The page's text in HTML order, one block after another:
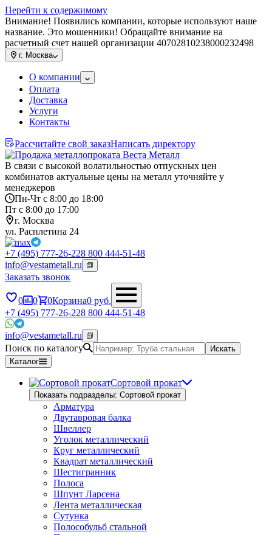
Перейти к содержимому
Внимание! Появились компании, которые используют наше
название. Это мошенники! Обращайте внимание на
расчетный счет нашей организации 40702810238000232498
г. Москва
О компании
Оплата
Доставка
Услуги
Контакты
Рассчитайте свой заказНаписать директору
В связи с высокой волатильностью отпускных цен
комбинатов актуальные цены на металл уточняйте у
менеджеров
Пн-Чт с 8:00 до 18:00
Пт с 8:00 до 17:00
г. Москва
ул. Расплетина 24
+7 (495) 777-26-228 800 444-51-48
info@vestametall.ru
Заказать звонок
0 0 0Корзина0 руб.
+7 (495) 777-26-228 800 444-51-48
info@vestametall.ru
Поиск по каталогу
Искать
Каталог
Сортовой прокат
Показать подразделы: Сортовой прокат
Арматура
Двутавровая балка
Швеллер
Уголок металлический
Круг металлический
Квадрат металлический
Шестигранник
Полоса
Шпунт Ларсена
Лента металлическая
Сутунка
Полособульб стальной